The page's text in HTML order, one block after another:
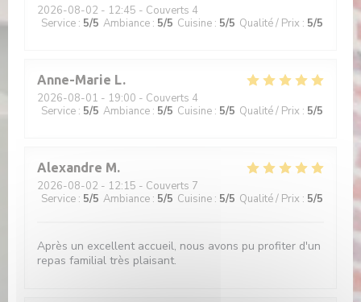
2026-08-02 - 12:45 - Couverts 4
Service : 5/5 Ambiance : 5/5 Cuisine : 5/5 Qualité / Prix : 5/5
Anne-Marie L
2026-08-01 - 19:00 - Couverts 4
Service : 5/5 Ambiance : 5/5 Cuisine : 5/5 Qualité / Prix : 5/5
Alexandre M
2026-08-02 - 12:15 - Couverts 7
Service : 5/5 Ambiance : 5/5 Cuisine : 5/5 Qualité / Prix : 5/5
Après un excellent accueil, nous avons pu profiter d'un
repas familial très plaisant.